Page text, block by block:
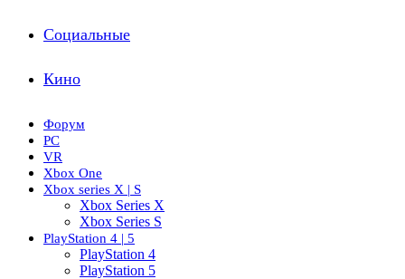
Социальные
Кино
Форум
PC
VR
Xbox One
Xbox series X | S
Xbox Series X
Xbox Series S
PlayStation 4 | 5
PlayStation 4
PlayStation 5